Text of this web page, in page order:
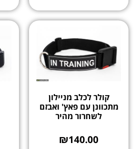
קולר לכלב מניילון
מתכוונן עם פאץ' ואבזם
לשחרור מהיר
₪140.00